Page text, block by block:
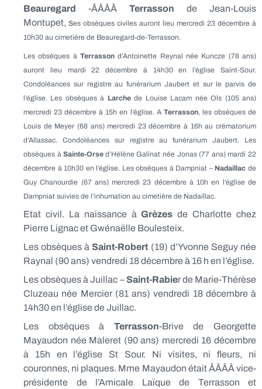
Beauregard -ÂÂÂÂ Terrasson de Jean-Louis
Montupet, ses obsèques civiles auront lieu mercredi 23 décembre à
10h30 au cimetière de Beauregard-de-Terrasson.
Les obsèques à Terrasson d’Antoinette Reynal née Kuncze (78 ans)
auront lieu mardi 22 décembre à 14h30 en l’église Saint-Sour.
Condoléances sur registre au funérarium Jaubert et sur le parvis de
l’église. Les obsèques à Larchede Louise Lacam née Ols (105 ans)
mercredi 23 décembre à 15h en l’église. A Terrasson, les obsèques de
Louis de Meyer (68 ans) mercredi 23 décembre à 16h au crématorium
d’Allassac. Condoléances sur registre au funérarium Jaubert. Les
obsèques àSainte-Orse d’Hélène Galinat née Jonas (77 ans) mardi 22
décembre à 10h30 en l’église. Les obsèques à Dampniat – Nadaillac de
Guy Chanourdie (67 ans) mercredi 23 décembre à 10h en l’église de
Dampniat suivies de l’inhumation au cimetière de Nadaillac.
Etat civil. La naissance àGrèzes de Charlotte chez
Pierre Lignac et Gwénaëlle Boulesteix.
Les obsèques àSaint-Robert (19) d’Yvonne Seguy née
Raynal (90 ans) vendredi 18 décembre à 16 h en l’église.
Les obsèques à Juillac –Saint-Rabier de Marie-Thérèse
Cluzeau née Mercier (81 ans) vendredi 18 décembre à
14h30 en l’église de Juillac.
Les obsèques à Terrasson-Brive
de Georgette
Mayaudon née Maleret (90 ans) mercredi 16 décembre
à 15h en l’église St Sour. Ni visites, ni fleurs, ni
couronnes, ni plaques. Mme Mayaudon était ÂÂÂÂ vice-
présidente de l’Amicale Laïque de Terrasson et